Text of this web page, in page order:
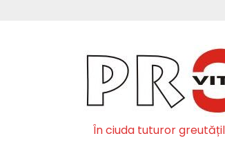
În ciuda tuturor